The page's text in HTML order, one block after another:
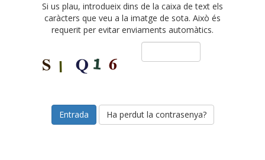
Si us plau, introdueix dins de la caixa de text els
caràcters que veu a la imatge de sota. Això és
requerit per evitar enviaments automàtics.
Ha perdut la contrasenya?